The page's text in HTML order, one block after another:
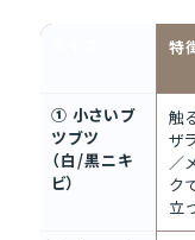
特
① 小さいブ
ツブツ
（白/黒ニキ
ビ）
触
ザ
／
ク
立